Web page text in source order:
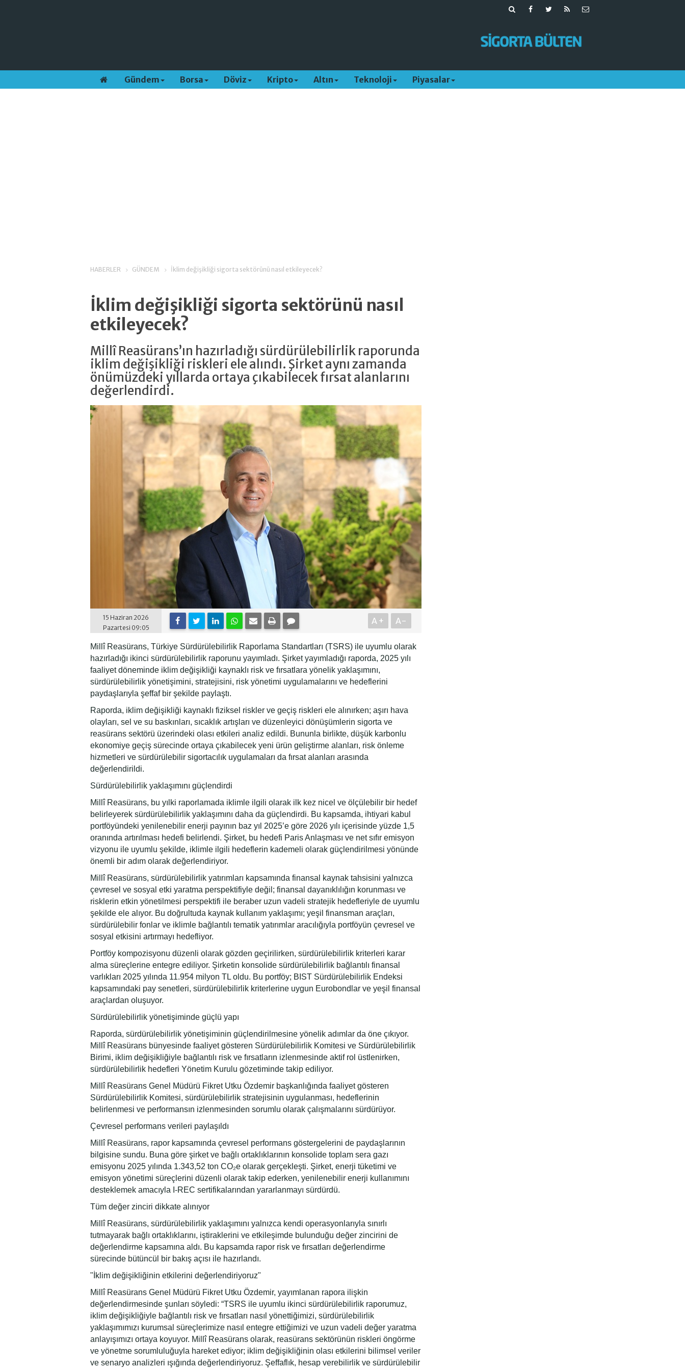
Gündem Borsa Döviz Kripto Altın Teknoloji Piyasalar
HABERLER GÜNDEM İklim değişikliği sigorta sektörünü nasıl etkileyecek?
İklim değişikliği sigorta sektörünü nasıl
etkileyecek?
Millî Reasürans’ın hazırladığı sürdürülebilirlik raporunda
iklim değişikliği riskleri ele alındı. Şirket aynı zamanda
önümüzdeki yıllarda ortaya çıkabilecek fırsat alanlarını
değerlendirdi.
15 Haziran 2026
Pazartesi 09:05
A+ A-
Millî Reasürans, Türkiye Sürdürülebilirlik Raporlama Standartları (TSRS) ile uyumlu olarak
hazırladığı ikinci sürdürülebilirlik raporunu yayımladı. Şirket yayımladığı raporda, 2025 yılı
faaliyet döneminde iklim değişikliği kaynaklı risk ve fırsatlara yönelik yaklaşımını,
sürdürülebilirlik yönetişimini, stratejisini, risk yönetimi uygulamalarını ve hedeflerini
paydaşlarıyla şeffaf bir şekilde paylaştı.
Raporda, iklim değişikliği kaynaklı fiziksel riskler ve geçiş riskleri ele alınırken; aşırı hava
olayları, sel ve su baskınları, sıcaklık artışları ve düzenleyici dönüşümlerin sigorta ve
reasürans sektörü üzerindeki olası etkileri analiz edildi. Bununla birlikte, düşük karbonlu
ekonomiye geçiş sürecinde ortaya çıkabilecek yeni ürün geliştirme alanları, risk önleme
hizmetleri ve sürdürülebilir sigortacılık uygulamaları da fırsat alanları arasında
değerlendirildi.
Sürdürülebilirlik yaklaşımını güçlendirdi
Millî Reasürans, bu yılki raporlamada iklimle ilgili olarak ilk kez nicel ve ölçülebilir bir hedef
belirleyerek sürdürülebilirlik yaklaşımını daha da güçlendirdi. Bu kapsamda, ihtiyari kabul
portföyündeki yenilenebilir enerji payının baz yıl 2025’e göre 2026 yılı içerisinde yüzde 1,5
oranında artırılması hedefi belirlendi. Şirket, bu hedefi Paris Anlaşması ve net sıfır emisyon
vizyonu ile uyumlu şekilde, iklimle ilgili hedeflerin kademeli olarak güçlendirilmesi yönünde
önemli bir adım olarak değerlendiriyor.
Millî Reasürans, sürdürülebilirlik yatırımları kapsamında finansal kaynak tahsisini yalnızca
çevresel ve sosyal etki yaratma perspektifiyle değil; finansal dayanıklılığın korunması ve
risklerin etkin yönetilmesi perspektifi ile beraber uzun vadeli stratejik hedefleriyle de uyumlu
şekilde ele alıyor. Bu doğrultuda kaynak kullanım yaklaşımı; yeşil finansman araçları,
sürdürülebilir fonlar ve iklimle bağlantılı tematik yatırımlar aracılığıyla portföyün çevresel ve
sosyal etkisini artırmayı hedefliyor.
Portföy kompozisyonu düzenli olarak gözden geçirilirken, sürdürülebilirlik kriterleri karar
alma süreçlerine entegre ediliyor. Şirketin konsolide sürdürülebilirlik bağlantılı finansal
varlıkları 2025 yılında 11.954 milyon TL oldu. Bu portföy; BIST Sürdürülebilirlik Endeksi
kapsamındaki pay senetleri, sürdürülebilirlik kriterlerine uygun Eurobondlar ve yeşil finansal
araçlardan oluşuyor.
Sürdürülebilirlik yönetişiminde güçlü yapı
Raporda, sürdürülebilirlik yönetişiminin güçlendirilmesine yönelik adımlar da öne çıkıyor.
Millî Reasürans bünyesinde faaliyet gösteren Sürdürülebilirlik Komitesi ve Sürdürülebilirlik
Birimi, iklim değişikliğiyle bağlantılı risk ve fırsatların izlenmesinde aktif rol üstlenirken,
sürdürülebilirlik hedefleri Yönetim Kurulu gözetiminde takip ediliyor.
Millî Reasürans Genel Müdürü Fikret Utku Özdemir başkanlığında faaliyet gösteren
Sürdürülebilirlik Komitesi, sürdürülebilirlik stratejisinin uygulanması, hedeflerinin
belirlenmesi ve performansın izlenmesinden sorumlu olarak çalışmalarını sürdürüyor.
Çevresel performans verileri paylaşıldı
Millî Reasürans, rapor kapsamında çevresel performans göstergelerini de paydaşlarının
bilgisine sundu. Buna göre şirket ve bağlı ortaklıklarının konsolide toplam sera gazı
emisyonu 2025 yılında 1.343,52 ton CO₂e olarak gerçekleşti. Şirket, enerji tüketimi ve
emisyon yönetimi süreçlerini düzenli olarak takip ederken, yenilenebilir enerji kullanımını
desteklemek amacıyla I-REC sertifikalarından yararlanmayı sürdürdü.
Tüm değer zinciri dikkate alınıyor
Millî Reasürans, sürdürülebilirlik yaklaşımını yalnızca kendi operasyonlarıyla sınırlı
tutmayarak bağlı ortaklıklarını, iştiraklerini ve etkileşimde bulunduğu değer zincirini de
değerlendirme kapsamına aldı. Bu kapsamda rapor risk ve fırsatları değerlendirme
sürecinde bütüncül bir bakış açısı ile hazırlandı.
"İklim değişikliğinin etkilerini değerlendiriyoruz"
Millî Reasürans Genel Müdürü Fikret Utku Özdemir, yayımlanan rapora ilişkin
değerlendirmesinde şunları söyledi: “TSRS ile uyumlu ikinci sürdürülebilirlik raporumuz,
iklim değişikliğiyle bağlantılı risk ve fırsatları nasıl yönettiğimizi, sürdürülebilirlik
yaklaşımımızı kurumsal süreçlerimize nasıl entegre ettiğimizi ve uzun vadeli değer yaratma
anlayışımızı ortaya koyuyor. Millî Reasürans olarak, reasürans sektörünün riskleri öngörme
ve yönetme sorumluluğuyla hareket ediyor; iklim değişikliğinin olası etkilerini bilimsel veriler
ve senaryo analizleri ışığında değerlendiriyoruz. Şeffaflık, hesap verebilirlik ve sürdürülebilir